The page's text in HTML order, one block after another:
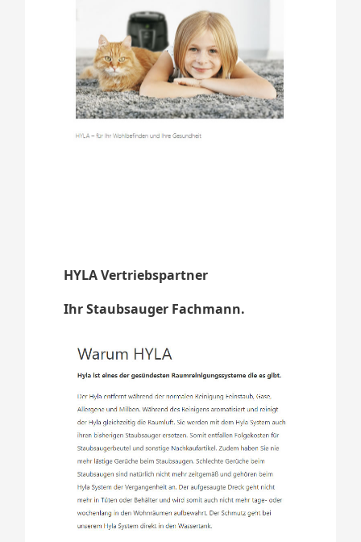
HYLA Vertriebspartner
Ihr Staubsauger Fachmann.